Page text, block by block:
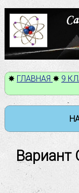
✸ ГЛАВНАЯ ✸ 9
Вариант